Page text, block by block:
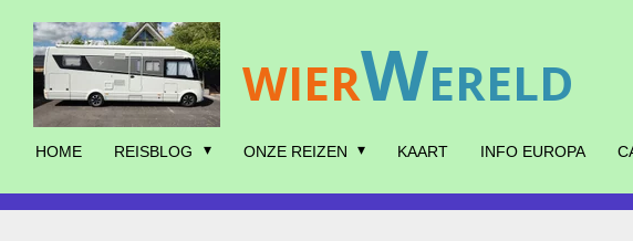
direct
naar
hoofdinhoud
WIERWERELD
HOME REISBLOG ONZE REIZEN KAART INFO EUROPA